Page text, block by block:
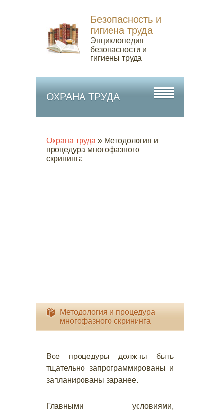
Безопасность и
гигиена труда
Энциклопедия
безопасности и
гигиены труда
ОХРАНА ТРУДА
Охрана труда » Методология и
процедура многофазного
скрининга
Методология и процедура
многофазного скрининга
Все процедуры должны быть
тщательно запрограммированы и
запланированы заранее.
Главными условиями,